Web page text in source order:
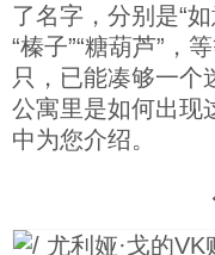
科技
社会
了名字，分别是“
“榛子”“糖葫芦”，
只，已能凑够一个
公寓里是如何出现
中为您介绍。